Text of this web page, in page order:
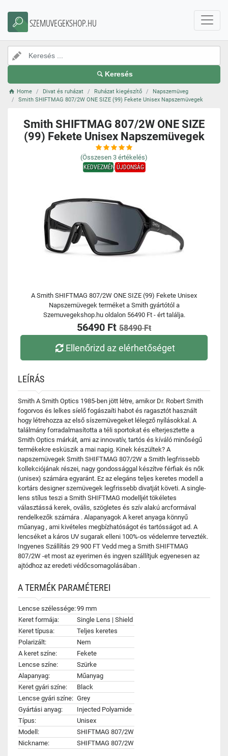
SZEMUVEGEKSHOP.HU
Keresés
Home Divat és ruházat Ruházat kiegészítő
Napszemüveg
Smith SHIFTMAG 807/2W ONE SIZE (99) Fekete Unisex Napszemüvegek
Smith SHIFTMAG 807/2W ONE SIZE
(99) Fekete Unisex Napszemüvegek
(Összesen 3 értékelés)
KEDVEZMÉNYÚJDONSÁG
A Smith SHIFTMAG 807/2W ONE SIZE (99) Fekete Unisex
Napszemüvegek terméket a Smith gyártótól a
Szemuvegekshop.hu oldalon 56490 Ft - ért találja.
56490 Ft 58490 Ft
Ellenőrizd az elérhetőséget
LEÍRÁS
Smith A Smith Optics 1985-ben jött létre, amikor Dr. Robert Smith
fogorvos és lelkes síelő fogászaíti habot és ragasztót használt
hogy létrehozza az első síszemüvegeket lélegző nyílásokkal. A
találmány forradalmasította a téli sportokat és elterjesztette a
Smith Optics márkát, ami az innovatív, tartós és kíváló minőségű
termékekre esküszik a mai napig. Kinek készültek? A
napszemüvegek Smith SHIFTMAG 807/2W a Smith legfrissebb
kollekciójának részei, nagy gondossággal készítve férfiak és nők
(unisex) számára egyaránt. Ez az elegáns teljes keretes modell a
kortárs designer szemüvegek legfrissebb divatját követi. A single-
lens stílus teszi a Smith SHIFTMAG modelljét tökéletes
választássá kerek, ovális, szögletes és szív alakú arcformával
rendelkezők számára . Alapanyagok A keret anyaga könnyű
műanyag , ami kivételes megbízhatóságot és tartósságot ad. A
lencséket a káros UV sugarak elleni 100%-os védelemre tervezték.
Ingyenes Szállítás 29 900 FT Vedd meg a Smith SHIFTMAG
807/2W -et most az eyerimen és ingyen szállítjuk egyenesen az
ajtódhoz az eredeti védőcsomagolásában .
A TERMÉK PARAMÉTEREI
Lencse szélessége:99 mm
Keret formája:
Single Lens | Shield
Keret típusa:
Teljes keretes
Polarizált:
Nem
A keret színe:
Fekete
Lencse színe:
Szürke
Alapanyag:
Műanyag
Keret gyári színe:
Black
Lencse gyári színe: Grey
Gyártási anyag:
Injected Polyamide
Típus:
Unisex
Modell:
SHIFTMAG 807/2W
Nickname:
SHIFTMAG 807/2W